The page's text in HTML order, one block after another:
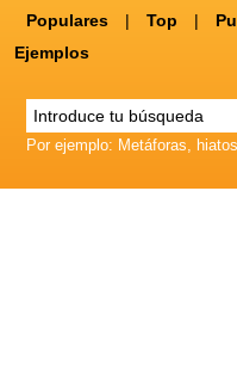
Populares
| Top |
Ejemplos
Por ejemplo: Metáforas,